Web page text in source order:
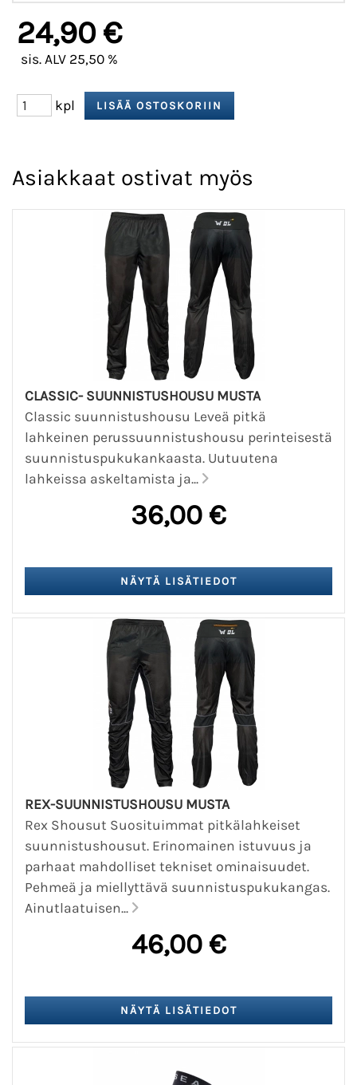
24,90 €
sis. ALV 25,50 %
kpl
Asiakkaat ostivat myös
CLASSIC- SUUNNISTUSHOUSU MUSTA
Classic suunnistushousu Leveä pitkä
lahkeinen perussuunnistushousu perinteisestä
suunnistuspukukankaasta. Uutuutena
lahkeissa askeltamista ja...
36,00 €
REX-SUUNNISTUSHOUSU MUSTA
Rex Shousut Suosituimmat pitkälahkeiset
suunnistushousut. Erinomainen istuvuus ja
parhaat mahdolliset tekniset ominaisuudet.
Pehmeä ja miellyttävä suunnistuspukukangas.
Ainutlaatuisen...
46,00 €